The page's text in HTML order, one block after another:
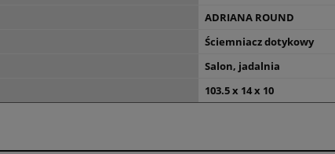
ADRIANA ROUND
Ściemniacz dotykowy
Salon, jadalnia
103.5 x 14 x 10